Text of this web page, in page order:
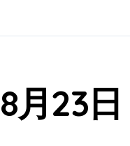
月23日